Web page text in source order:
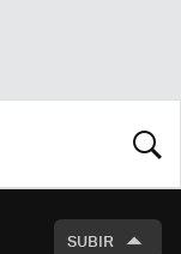
SUBIR